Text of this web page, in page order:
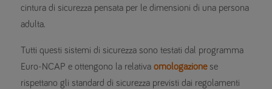
cintura di sicurezza pensata per le dimensioni di una persona
adulta.
Tutti questi sistemi di sicurezza sono testati dal programma
Euro-NCAP e ottengono la relativa omologazionese
rispettano gli standard di sicurezza previsti dai regolamenti